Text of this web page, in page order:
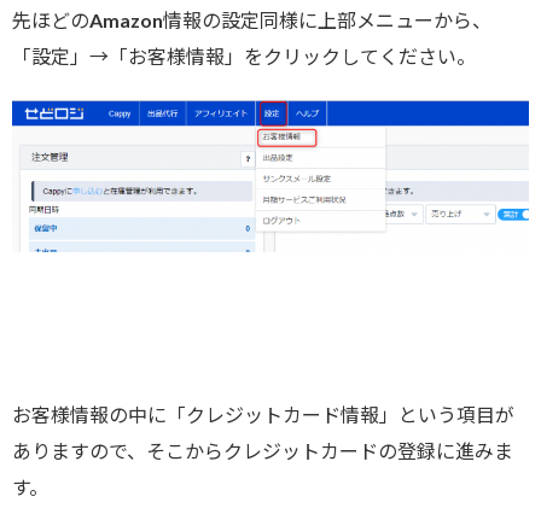
先ほどのAmazon情報の設定同様に上部メニューから、
「設定」→「お客様情報」をクリックしてください。
お客様情報の中に「クレジットカード情報」という項目が
ありますので、そこからクレジットカードの登録に進みま
す。